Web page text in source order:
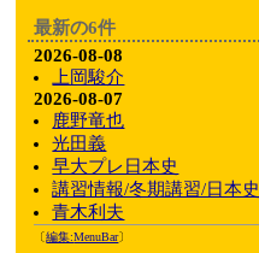
最新の6件
2026-08-08
上岡駿介
2026-08-07
鹿野竜也
光田義
早大プレ日本史
講習情報/冬期講習/日本史
青木利夫
〔編集:MenuBar〕